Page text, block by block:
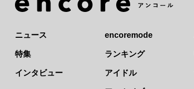
ニュース
特集
インタビュー
encoremode
ランキング
アイドル